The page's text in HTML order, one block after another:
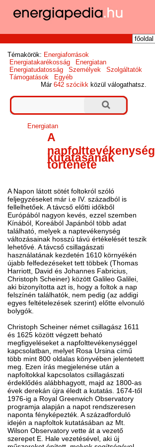
Témakörök: Energiaforrások
Energiatakarékosság
Energiatan
Energiatudatosság
Személyek
Szolgáltatók
Támogatások
Egyéb
Már642 szócikk közül válogathatsz.
Energiatan
A
napfolttevékenység
kutatásának
története
A Napon látott sötét foltokról szóló
feljegyzéseket már i.e IV. századból is
fellelhetőek. A távcső előtti időkből
Európából nagyon kevés, ezzel szemben
Kínából, Koreából Japánból több adat
található, melyek a naptevékenység
változásainak hosszú távú értékelését teszik
lehetővé. A távcső csillagászati
használatának kezdetén 1610 környékén
újabb felfedezéseket tett többek (Thomas
Harriott, David és Johannes Fabricius,
Christoph Scheiner) között Galileo Galilei,
aki bizonyította azt is, hogy a foltok a nap
felszínén találhatók, nem pedig (az addigi
egyes feltételezések szerint) előtte elvonuló
bolygók.
Christoph Scheiner német csillagász 1611
és 1625 között végzett beható
megfigyeléseket a napfolttevékenységgel
kapcsolatban, melyet Rosa Ursina című
több mint 800 oldalas könyvében jelentetett
meg. Ezen írás megjelenése után a
napfoltokkal kapcsolatos csillagászati
érdeklődés alábbhagyott, majd az 1800-as
évek derekán újra éledt a kutatás. 1674-től
1976-ig a Royal Greenwich Observatory
programja alapján a napot rendszeresen
naponta fényképezték. A századforduló
idején a napfoltok kutatásában az Mt.
Wilson Observatory vette át a vezető
szerepet E. Hale vezetésével, aki új